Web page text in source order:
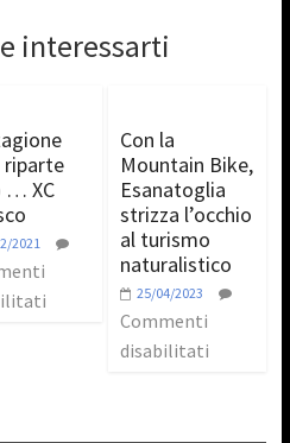
interessarti
riparte
… XC
2021
Con la
Mountain Bike,
Esanatoglia
strizza l’occhio
al turismo
naturalistico
25/04/2023
Commenti
disabilitati